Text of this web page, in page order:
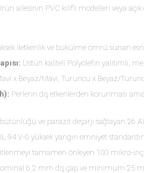
ailesinin PVC kılıflı modelleri veya
iletkenlik ve bükülme ömrü sunan
Üstün kaliteli Polyolefin yalıtımlı,
x Beyaz/Mavi, Turuncu x Beyaz/
Perlerin dış etkenlerden korunması
ve parazit deşarjı sağlayan 26
94 V-0 yüksek yangın emniyet
tamamen önleyen 100 mikro-inç
6.2 mm dış çap ve minimum 25